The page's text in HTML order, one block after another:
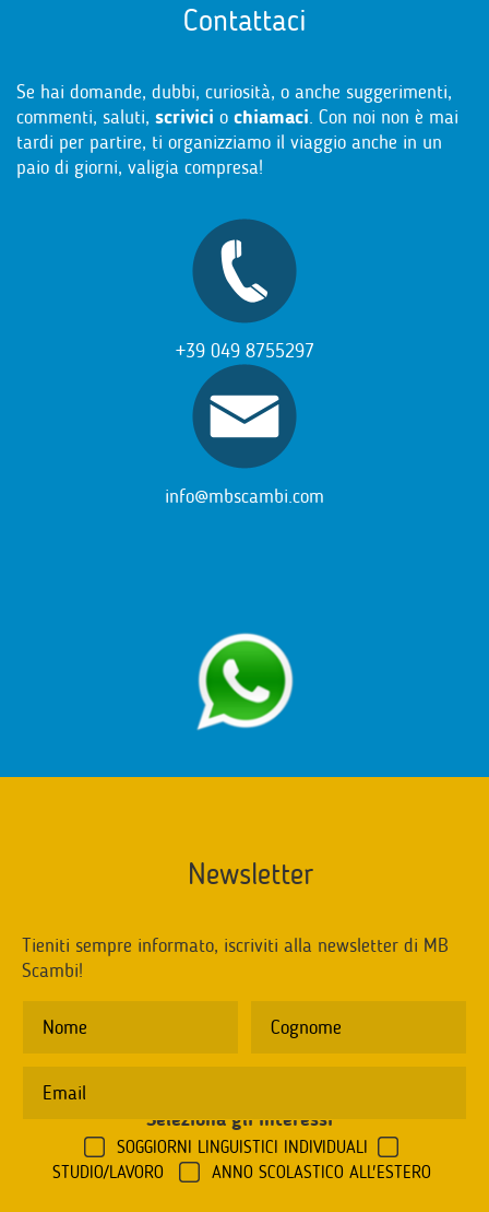
Contattaci
Se hai domande, dubbi, curiosità, o anche suggerimenti,
commenti, saluti, scrivici o chiamaci. Con noi non è mai
tardi per partire, ti organizziamo il viaggio anche in un
paio di giorni, valigia compresa!
+39 049 8755297
info@mbscambi.com
Newsletter
Tieniti sempre informato, iscriviti alla newsletter di MB
Scambi!
Seleziona gli interessi
SOGGIORNI LINGUISTICI INDIVIDUALI
STUDIO/LAVORO
ANNO SCOLASTICO ALL'ESTERO